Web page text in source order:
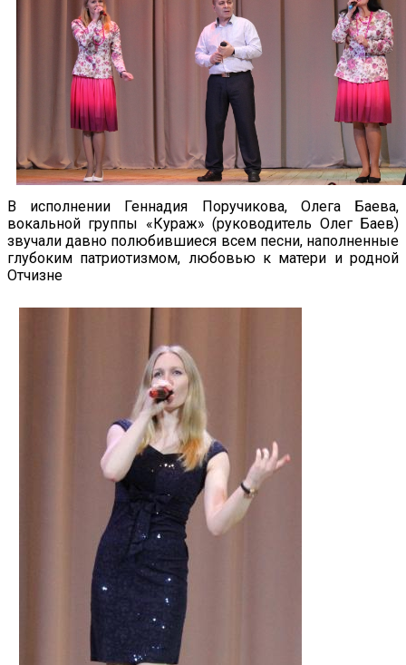
В исполнении Геннадия Поручикова, Олега Баева,
вокальной группы «Кураж» (руководитель Олег Баев)
звучали давно полюбившиеся всем песни, наполненные
глубоким патриотизмом, любовью к матери и родной
Отчизне